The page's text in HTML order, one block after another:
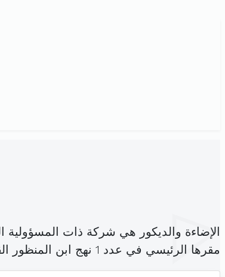
الإضاءة والديكور هي شركة ذات المسؤولية
مقرها الرئيسي في عدد 1 نهج ابن المنظور القفصي سيدي داود المرسى (